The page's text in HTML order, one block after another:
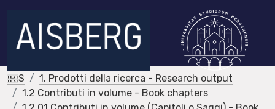
IRIS
1. Prodotti della ricerca - Research output
1.2 Contributi in volume - Book chapters